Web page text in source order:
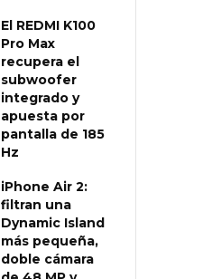
El REDMI K100
Pro Max
recupera el
subwoofer
integrado y
apuesta por
pantalla de 185
Hz
iPhone Air 2:
filtran una
Dynamic Island
más pequeña,
doble cámara